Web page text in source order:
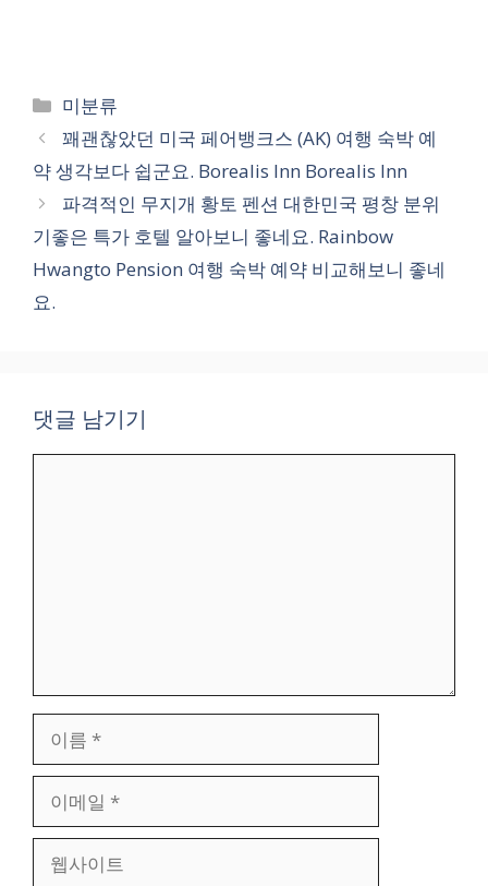
카
테
고
리
미분류
꽤괜찮았던 미국 페어뱅크스 (AK) 여행 숙박 예
약 생각보다 쉽군요. Borealis Inn Borealis Inn
파격적인 무지개 황토 펜션 대한민국 평창 분위
기좋은 특가 호텔 알아보니 좋네요. Rainbow
Hwangto Pension 여행 숙박 예약 비교해보니 좋네
요.
댓글 남기기
일